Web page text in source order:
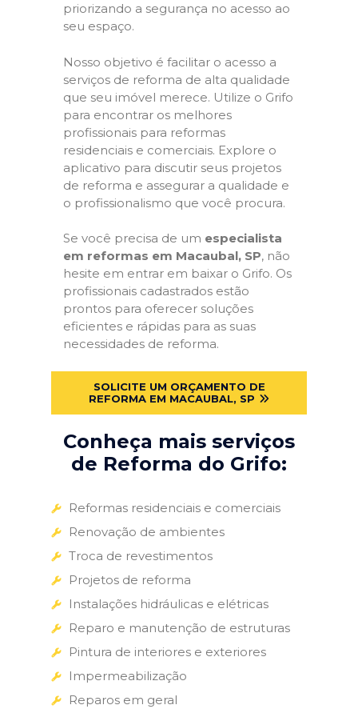
priorizando a segurança no acesso ao
seu espaço.
Nosso objetivo é facilitar o acesso a
serviços de reforma de alta qualidade
que seu imóvel merece. Utilize o Grifo
para encontrar os melhores
profissionais para reformas
residenciais e comerciais. Explore o
aplicativo para discutir seus projetos
de reforma e assegurar a qualidade e
o profissionalismo que você procura.
Se você precisa de um especialista
em reformas em Macaubal, SP, não
hesite em entrar em baixar o Grifo. Os
profissionais cadastrados estão
prontos para oferecer soluções
eficientes e rápidas para as suas
necessidades de reforma.
SOLICITE UM ORÇAMENTO DE
REFORMA EM MACAUBAL, SP
Conheça mais serviços
de Reforma do Grifo:
Reformas residenciais e comerciais
Renovação de ambientes
Troca de revestimentos
Projetos de reforma
Instalações hidráulicas e elétricas
Reparo e manutenção de estruturas
Pintura de interiores e exteriores
Impermeabilização
Reparos em geral